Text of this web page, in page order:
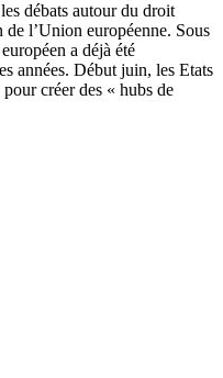
débats autour du droit
l’Union européenne. Sous
a déjà été
années. Début juin, les Etats
créer des « hubs de